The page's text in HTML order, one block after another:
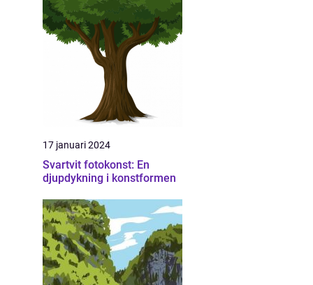
17 januari 2024
Svartvit fotokonst: En
djupdykning i konstformen